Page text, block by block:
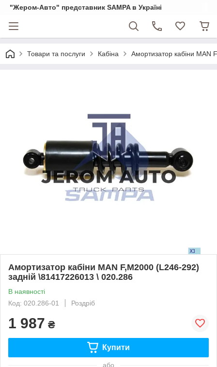
"Жером-Авто" представник SAMPA в Україні
Товари та послуги Кабіна Амортизатор кабіни MAN
Амортизатор кабіни MAN F,M2000 (L246-292)
задній \81417226013 \ 020.286
В наявності
Код: 020.286-01
Роздріб
1 987 ₴
Купити
або